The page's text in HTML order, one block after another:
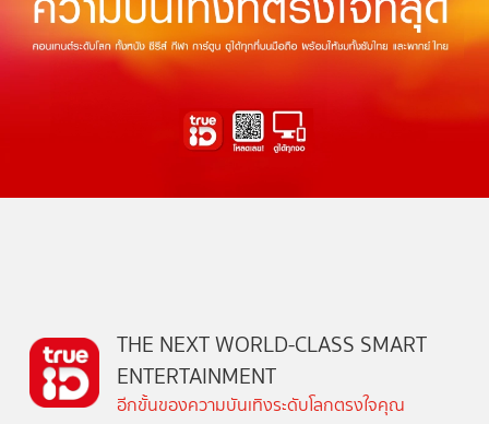
THE NEXT WORLD-CLASS SMART
ENTERTAINMENT
อีกขั้นของความบันเทิงระดับโลกตรงใจคุณ